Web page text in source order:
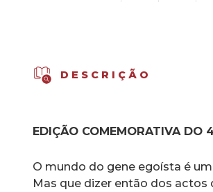
DESCRIÇÃO
EDIÇÃO COMEMORATIVA DO
O mundo do gene egoísta é
Mas que dizer então dos